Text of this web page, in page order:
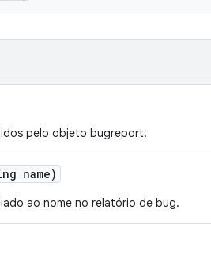
pelo objeto bugreport.
name)
ao nome no relatório de bug.